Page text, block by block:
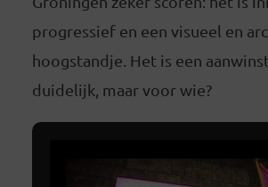
progressief en een visueel en
hoogstandje. Het is een
duidelijk, maar voor wie?